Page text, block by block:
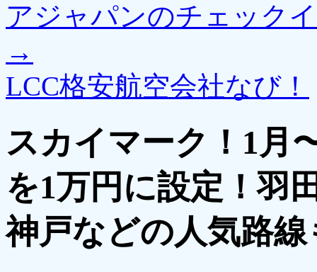
アジャパンのチェック
→
LCC格安航空会社なび！
スカイマーク！1月
を1万円に設定！羽
神戸などの人気路線